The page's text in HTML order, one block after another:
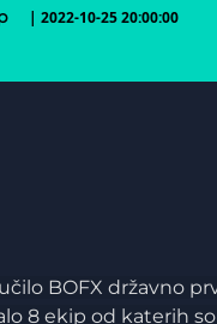
| 2022-10-25 20:00:00
BOFX državno
8 ekip od katerih